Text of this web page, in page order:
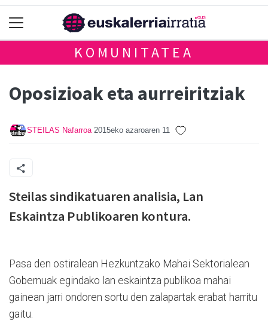
KOMUNITATEA
Oposizioak eta aurreiritziak
STEILAS Nafarroa 2015eko azaroaren 11
Steilas sindikatuaren analisia, Lan
Eskaintza Publikoaren kontura.
Pasa den ostiralean Hezkuntzako Mahai Sektorialean
Gobernuak egindako lan eskaintza publikoa mahai
gainean jarri ondoren sortu den zalapartak erabat harritu
gaitu.